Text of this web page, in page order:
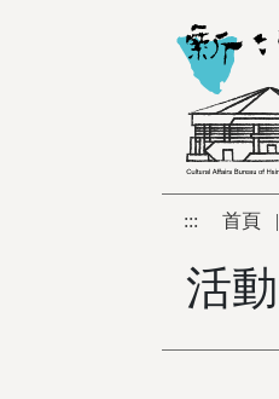
::: 首頁 |
活動